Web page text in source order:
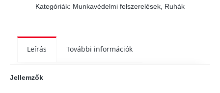
mennyiség
Kategóriák: Munkavédelmi felszerelések Ruhák
Leírás További információk
Jellemzők